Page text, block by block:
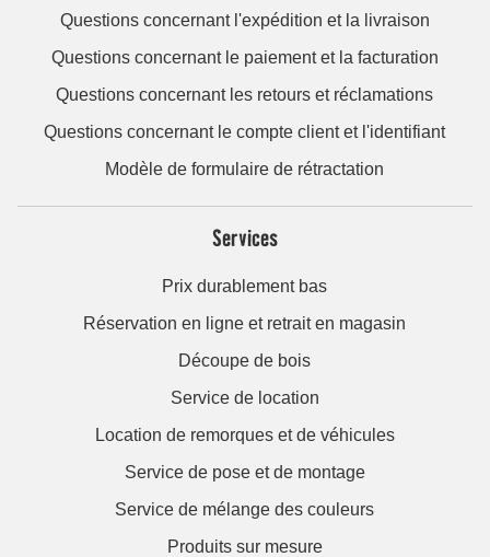
Questions concernant l'expédition et la livraison
Questions concernant le paiement et la facturation
Questions concernant les retours et réclamations
Questions concernant le compte client et l'identifiant
Modèle de formulaire de rétractation
Services
Prix durablement bas
Réservation en ligne et retrait en magasin
Découpe de bois
Service de location
Location de remorques et de véhicules
Service de pose et de montage
Service de mélange des couleurs
Produits sur mesure